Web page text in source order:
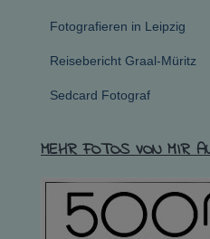
Fotografieren in Leipzig
Reisebericht Graal-Müritz
Sedcard Fotograf
MEHR FOTOS VON MIR